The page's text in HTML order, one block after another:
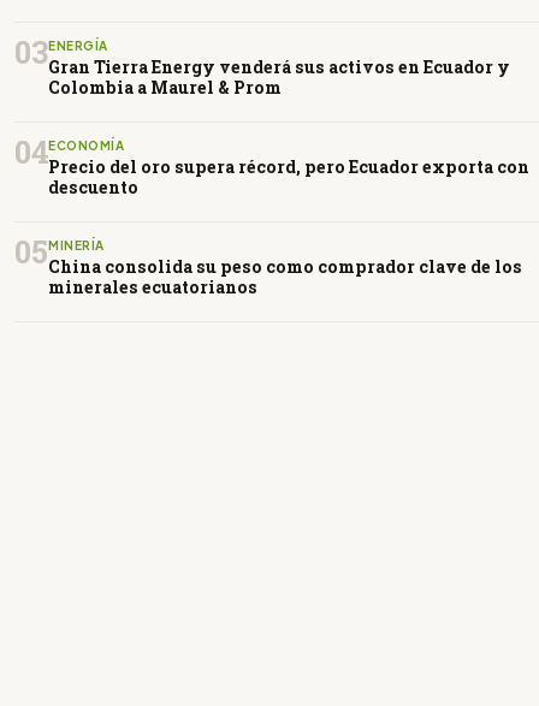
03ENERGÍA
Gran Tierra Energy venderá sus activos en Ecuador y
Colombia a Maurel & Prom
04ECONOMÍA
Precio del oro supera récord, pero Ecuador exporta con
descuento
05MINERÍA
China consolida su peso como comprador clave de los
minerales ecuatorianos